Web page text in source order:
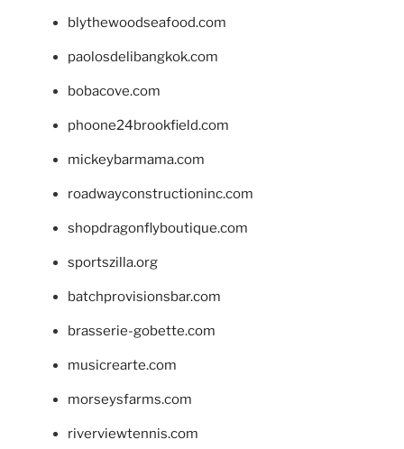
blythewoodseafood.com
paolosdelibangkok.com
bobacove.com
phoone24brookfield.com
mickeybarmama.com
roadwayconstructioninc.com
shopdragonflyboutique.com
sportszilla.org
batchprovisionsbar.com
brasserie-gobette.com
musicrearte.com
morseysfarms.com
riverviewtennis.com